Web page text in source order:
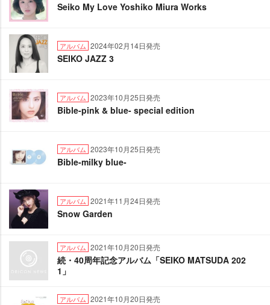
Seiko My Love Yoshiko Miura Works
アルバム 2024年02月14日発売
SEIKO JAZZ 3
アルバム 2023年10月25日発売
Bible-pink & blue- special edition
アルバム 2023年10月25日発売
Bible-milky blue-
アルバム 2021年11月24日発売
Snow Garden
アルバム 2021年10月20日発売
続・40周年記念アルバム「SEIKO MATSUDA 202
1」
アルバム 2021年10月20日発売